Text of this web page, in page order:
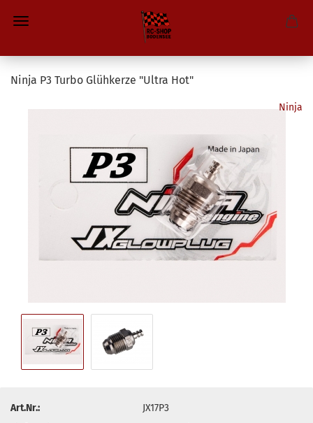
Ninja P3 Turbo Glühkerze "Ultra Hot"
Ninja
Art.Nr.:
JX17P3